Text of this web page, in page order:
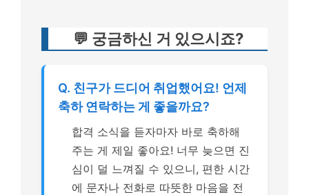
💬 궁금하신 거 있으시죠?
Q. 친구가 드디어 취업했어요! 언제
축하 연락하는 게 좋을까요?
합격 소식을 듣자마자 바로 축하해
주는 게 제일 좋아요! 너무 늦으면 진
심이 덜 느껴질 수 있으니, 편한 시간
에 문자나 전화로 따뜻한 마음을 전